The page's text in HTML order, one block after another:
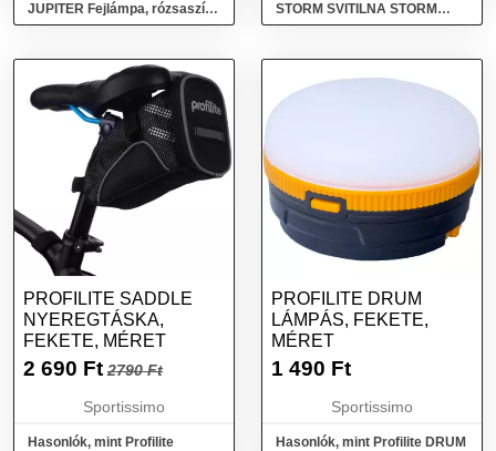
JUPITER Fejlámpa, rózsaszín,
méret
STORM SVITILNA STORM
SENZOR Fejlámpa,
PROFILITE SADDLE
NYEREGTÁSKA,
FEKETE, MÉRET
2 690 Ft 2790 Ft
Sportissimo
Hasonlók, mint Profilite
PROFILITE DRUM
LÁMPÁS, FEKETE,
MÉRET
1 490 Ft
Sportissimo
Hasonlók, mint Profilite DRUM